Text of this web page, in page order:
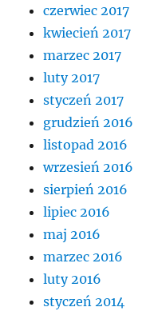
czerwiec 2017
kwiecień 2017
marzec 2017
luty 2017
styczeń 2017
grudzień 2016
listopad 2016
wrzesień 2016
sierpień 2016
lipiec 2016
maj 2016
marzec 2016
luty 2016
styczeń 2014